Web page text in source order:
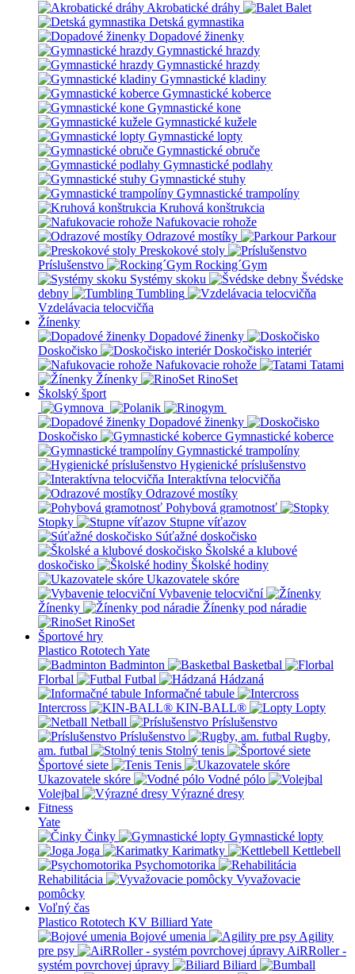
Akrobatické dráhy
Balet
Detská gymnastika
Dopadové žinenky
Gymnastické hrazdy
Gymnastické hrazdy
Gymnastické kladiny
Gymnastické koberce
Gymnastické kone
Gymnastické kužele
Gymnastické lopty
Gymnastické obruče
Gymnastické podlahy
Gymnastické stuhy
Gymnastické trampolíny
Kruhová konštrukcia
Nafukovacie rohože
Odrazové mostíky
Parkour
Preskokové stoly
Príslušenstvo
Rocking´Gym
Systémy skoku
Švédske
debny
Tumbling
Vzdelávacia telocvičňa
Žínenky
Dopadové žinenky
Doskočisko
Doskočisko interiér
Nafukovacie rohože
Tatami
Žínenky
RinoSet
Školský šport
Dopadové žinenky
Doskočisko
Gymnastické koberce
Gymnastické trampolíny
Hygienické príslušenstvo
Interaktívna telocvičňa
Odrazové mostíky
Pohybová gramotnosť
Stopky
Stupne víťazov
Súťažné doskočisko
Školské a klubové
doskočisko
Školské hodiny
Ukazovatele skóre
Vybavenie telocviční
Žínenky
Žínenky pod náradie
RinoSet
Športové hry
Plastico Rototech Yate
Badminton
Basketbal
Florbal
Futbal
Hádzaná
Informačné tabule
Intercross
KIN-BALL®
Lopty
Netball
Príslušenstvo
Príslušenstvo
Rugby,
am. futbal
Stolný tenis
Športové siete
Tenis
Ukazovatele skóre
Vodné pólo
Volejbal
Výrazné dresy
Fitness
Yate
Činky
Gymnastické lopty
Joga
Karimatky
Kettlebell
Psychomotorika
Rehabilitácia
Vyvažovacie
pomôcky
Voľný čas
Plastico Rototech KV Billiard Yate
Bojové umenia
Agility
pre psy
AiRRoller -
systém povrchovej úpravy
Biliard